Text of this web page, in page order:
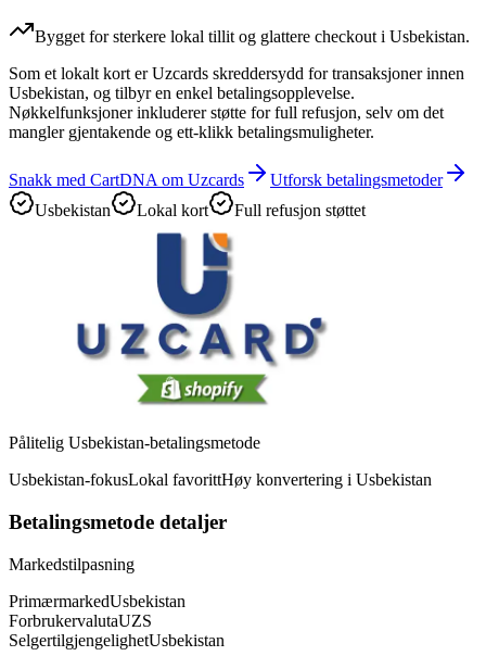
Bygget for sterkere lokal tillit og glattere checkout i Usbekistan.
Som et lokalt kort er Uzcards skreddersydd for transaksjoner innen
Usbekistan, og tilbyr en enkel betalingsopplevelse.
Nøkkelfunksjoner inkluderer støtte for full refusjon, selv om det
mangler gjentakende og ett-klikk betalingsmuligheter.
Snakk med CartDNA om Uzcards
Utforsk betalingsmetoder
Usbekistan
Lokal kort Full refusjon støttet
Pålitelig Usbekistan-betalingsmetode
Usbekistan-fokusLokal favorittHøy konvertering i Usbekistan
Betalingsmetode detaljer
Markedstilpasning
PrimærmarkedUsbekistan
ForbrukervalutaUZS
SelgertilgjengelighetUsbekistan